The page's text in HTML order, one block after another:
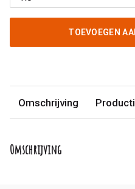
TOEVOEGEN
Omschrijving
Omschrijving